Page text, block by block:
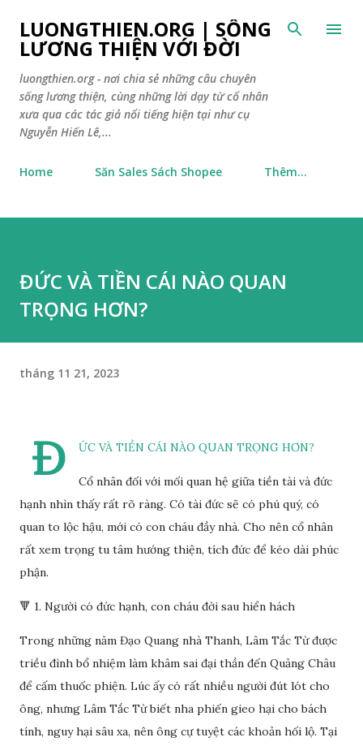
Chuyển đến nội dung chính
LUONGTHIEN.ORG | SỐNG
LƯƠNG THIỆN VỚI ĐỜI
luongthien.org - nơi chia sẻ những câu chuyên
sống lương thiện, cùng những lời dạy từ cổ nhân
xưa qua các tác giả nổi tiếng hiện tại như cụ
Nguyễn Hiến Lê,...
Home Săn Sales Sách Shopee Thêm…
ĐỨC VÀ TIỀN CÁI NÀO QUAN
TRỌNG HƠN?
tháng 11 21, 2023
Đ ỨC VÀ TIỀN CÁI NÀO QUAN TRỌNG HƠN?
Cổ nhân đối với mối quan hệ giữa tiền tài và đức
hạnh nhìn thấy rất rõ ràng. Có tài đức sẽ có phú quý, có
quan to lộc hậu, mới có con cháu đầy nhà. Cho nên cổ nhân
rất xem trọng tu tâm hướng thiện, tích đức để kéo dài phúc
phận.
🔻 1. Người có đức hạnh, con cháu đời sau hiển hách
Trong những năm Đạo Quang nhà Thanh, Lâm Tắc Từ được
triều đình bổ nhiệm làm khâm sai đại thần đến Quảng Châu
để cấm thuốc phiện. Lúc ấy có rất nhiều người đút lót cho
ông, nhưng Lâm Tắc Từ biết nha phiến gieo hại cho bách
tính, nguy hại sâu xa, nên ông cự tuyệt các khoản hối lộ. Tại